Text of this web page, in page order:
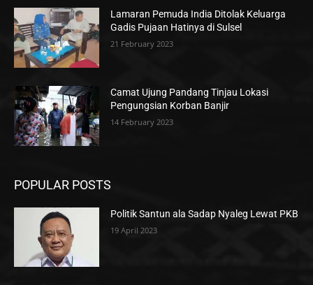
Lamaran Pemuda India Ditolak Keluarga
Gadis Pujaan Hatinya di Sulsel
21 February 2023
Camat Ujung Pandang Tinjau Lokasi
Pengungsian Korban Banjir
14 February 2023
POPULAR POSTS
Politik Santun ala Sadap Nyaleg Lewat PKB
19 April 2023